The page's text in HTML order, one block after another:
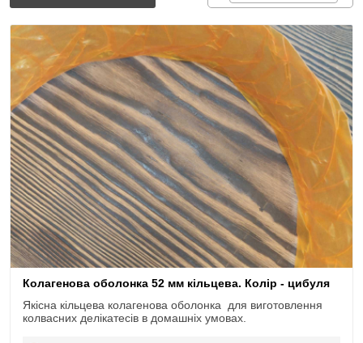
Колагенова оболонка 52 мм кільцева. Колір - цибуля
Якісна кільцева колагенова оболонка для виготовлення
колвасних делікатесів в домашніх умовах.